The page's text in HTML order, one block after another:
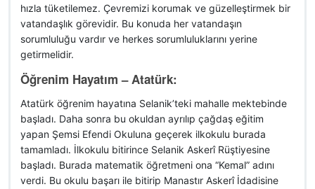
hızla tüketilemez. Çevremizi korumak ve güzelleştirmek bir
vatandaşlık görevidir. Bu konuda her vatandaşın
sorumluluğu vardır ve herkes sorumluluklarını yerine
getirmelidir.
Öğrenim Hayatım – Atatürk:
Atatürk öğrenim hayatına Selanik’teki mahalle mektebinde
başladı. Daha sonra bu okuldan ayrılıp çağdaş eğitim
yapan Şemsi Efendi Okuluna geçerek ilkokulu burada
tamamladı. İlkokulu bitirince Selanik Askerî Rüştiyesine
başladı. Burada matematik öğretmeni ona “Kemal” adını
verdi. Bu okulu başarı ile bitirip Manastır Askerî İdadisine